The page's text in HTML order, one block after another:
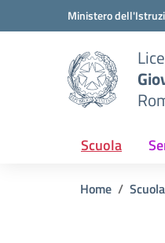
Vai ai contenuti
Vai al menu di navigazione
Ministero
Scuola
Home Scuola